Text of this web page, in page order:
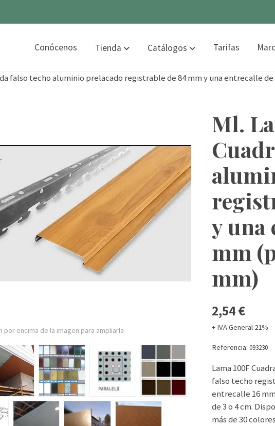
Conócenos Tienda Catálogos Tarifas
falso techo aluminio prelacado registrable de 84 mm y una entrecalle
por encima de la imagen para ampliarla
Ml.
y una
mm
mm)
2,54 €
+ IVA General 21%
Referencia:093230
Lama 100F
falso techo
entrecalle 16
de 3 o 4 cm.
más de 30